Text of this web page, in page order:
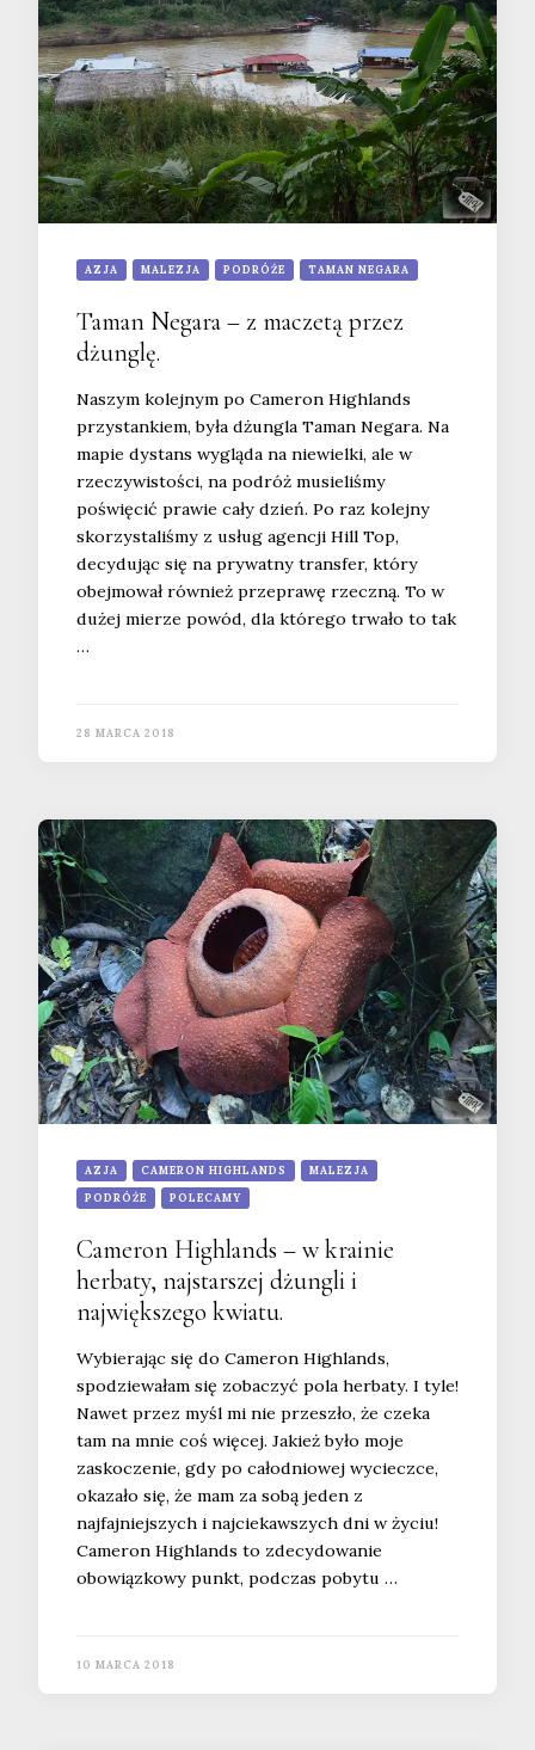
AZJA MALEZJA PODRÓŻE TAMAN NEGARA
Taman Negara – z maczetą przez
dżunglę.
Naszym kolejnym po Cameron Highlands
przystankiem, była dżungla Taman Negara. Na
mapie dystans wygląda na niewielki, ale w
rzeczywistości, na podróż musieliśmy
poświęcić prawie cały dzień. Po raz kolejny
skorzystaliśmy z usług agencji Hill Top,
decydując się na prywatny transfer, który
obejmował również przeprawę rzeczną. To w
dużej mierze powód, dla którego trwało to tak
…
28 MARCA 2018
AZJA CAMERON HIGHLANDS MALEZJA
PODRÓŻE POLECAMY
Cameron Highlands – w krainie
herbaty, najstarszej dżungli i
największego kwiatu.
Wybierając się do Cameron Highlands,
spodziewałam się zobaczyć pola herbaty. I tyle!
Nawet przez myśl mi nie przeszło, że czeka
tam na mnie coś więcej. Jakież było moje
zaskoczenie, gdy po całodniowej wycieczce,
okazało się, że mam za sobą jeden z
najfajniejszych i najciekawszych dni w życiu!
Cameron Highlands to zdecydowanie
obowiązkowy punkt, podczas pobytu …
10 MARCA 2018